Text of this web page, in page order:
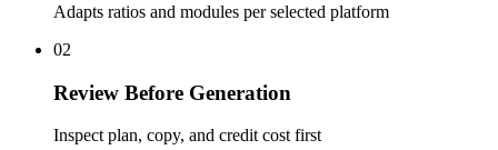
Adapts ratios and modules per selected platform
02
Review Before Generation
Inspect plan, copy, and credit cost first